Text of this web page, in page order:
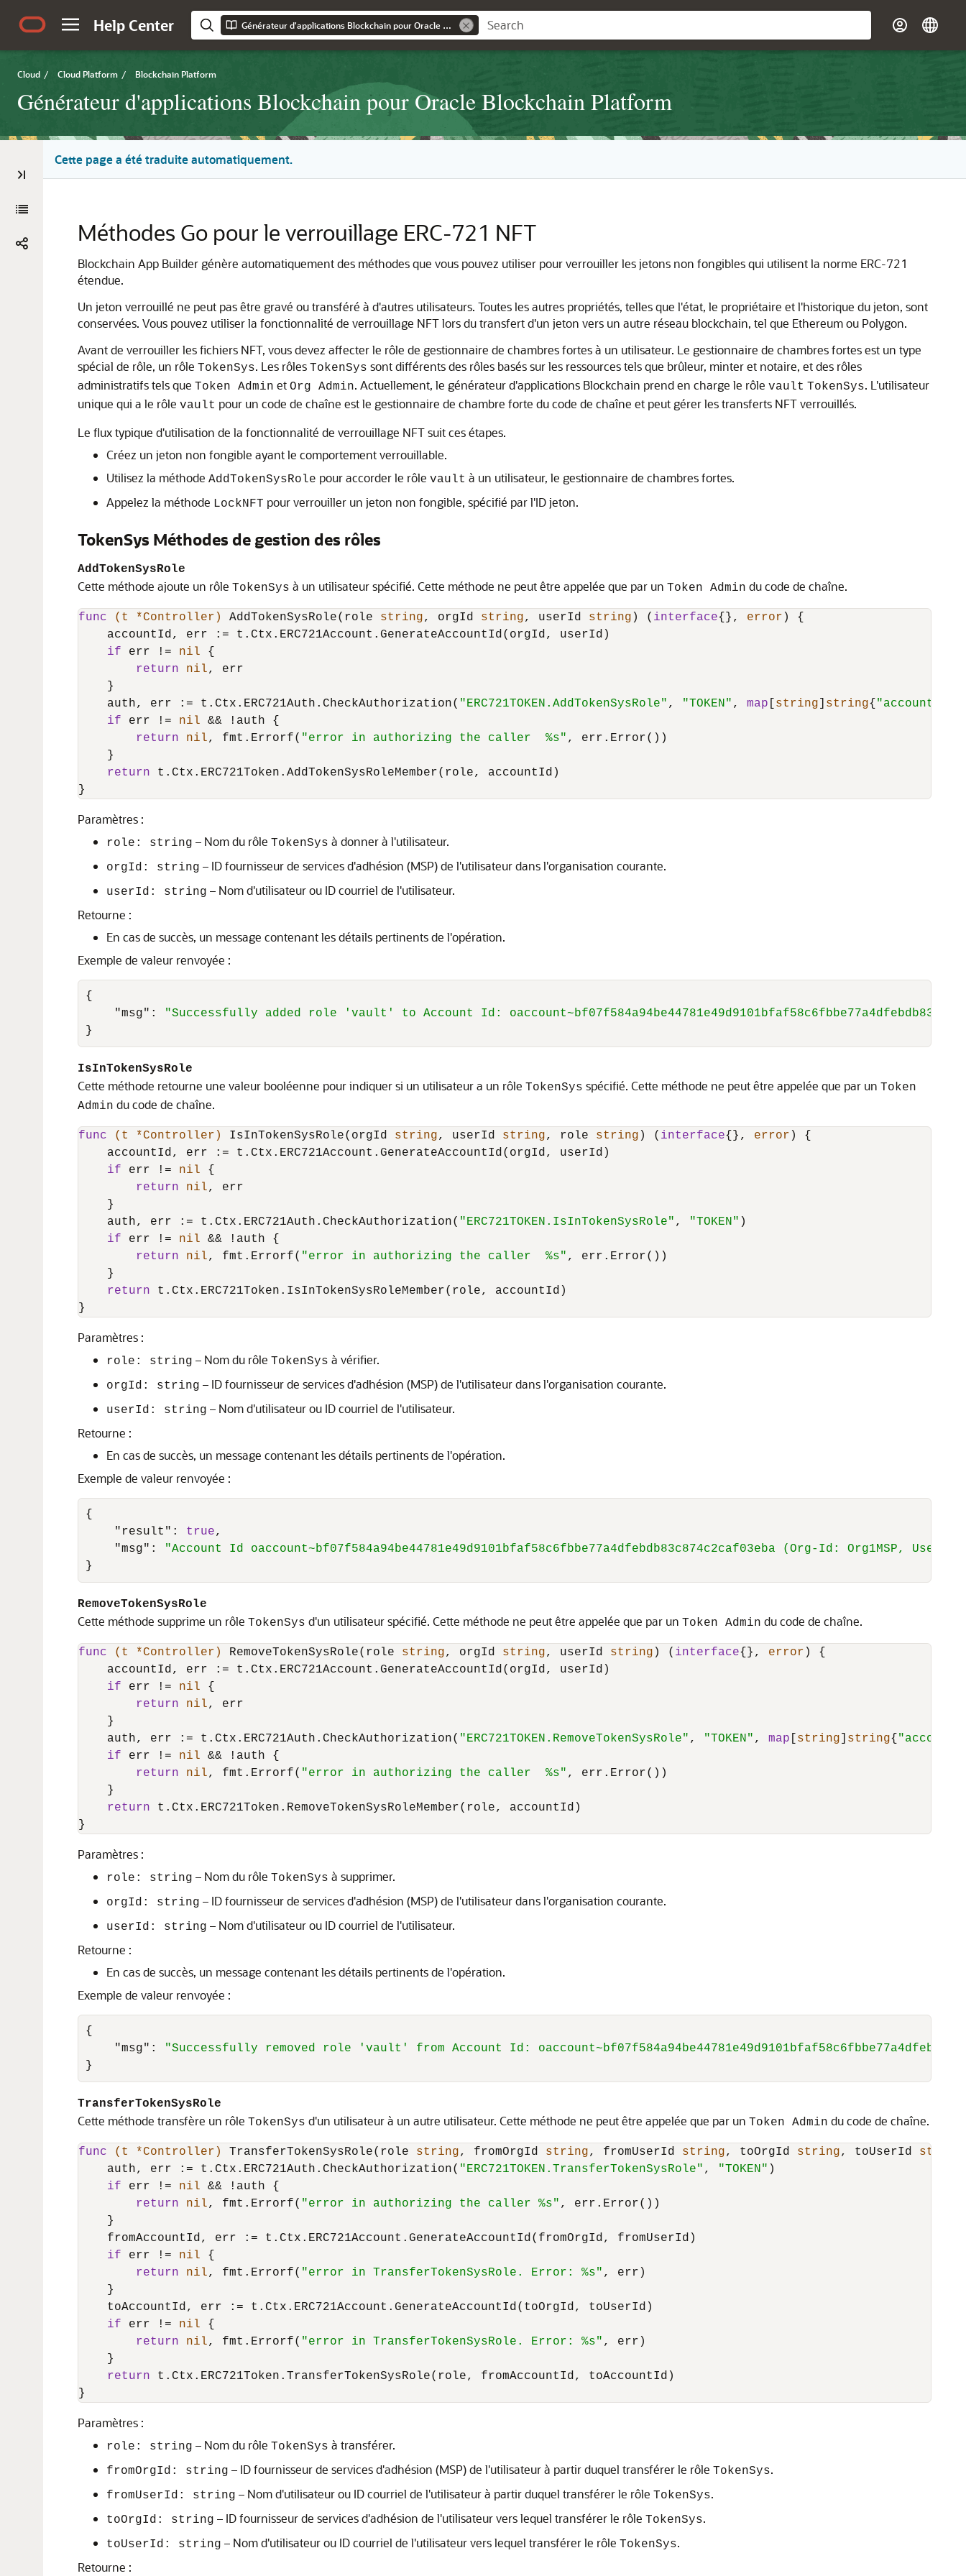
Help Center Générateur d'applications Blockchain pour Oracle Blockchain Platform
Cloud / Cloud Platform / Blockchain Platform
Générateur d'applications Blockchain pour Oracle Blockchain Platform
Cette page a été traduite automatiquement.
Méthodes Go pour le verrouillage ERC-721 NFT
Blockchain App Builder génère automatiquement des méthodes que vous pouvez utiliser pour verrouiller les jetons non fongibles qui utilisent la norme ERC-721
étendue.
Un jeton verrouillé ne peut pas être gravé ou transféré à d'autres utilisateurs. Toutes les autres propriétés, telles que l'état, le propriétaire et l'historique du jeton, sont
conservées. Vous pouvez utiliser la fonctionnalité de verrouillage NFT lors du transfert d'un jeton vers un autre réseau blockchain, tel que Ethereum ou Polygon.
Avant de verrouiller les fichiers NFT, vous devez affecter le rôle de gestionnaire de chambres fortes à un utilisateur. Le gestionnaire de chambres fortes est un type
spécial de rôle, un rôle TokenSys. Les rôles TokenSys sont différents des rôles basés sur les ressources tels que brûleur, minter et notaire, et des rôles
administratifs tels que Token Admin et Org Admin. Actuellement, le générateur d'applications Blockchain prend en charge le rôle vault TokenSys. L'utilisateur
unique qui a le rôle vault pour un code de chaîne est le gestionnaire de chambre forte du code de chaîne et peut gérer les transferts NFT verrouillés.
Le flux typique d'utilisation de la fonctionnalité de verrouillage NFT suit ces étapes.
Créez un jeton non fongible ayant le comportement verrouillable.
Utilisez la méthode AddTokenSysRole pour accorder le rôle vault à un utilisateur, le gestionnaire de chambres fortes.
Appelez la méthode LockNFT pour verrouiller un jeton non fongible, spécifié par l'ID jeton.
TokenSys Méthodes de gestion des rôles
AddTokenSysRole
Cette méthode ajoute un rôle TokenSys à un utilisateur spécifié. Cette méthode ne peut être appelée que par un Token Admin du code de chaîne.
func (t *Controller) AddTokenSysRole(role string, orgId string, userId string ) ( interface{}, error ) {
    accountId, err := t.Ctx.ERC721Account.GenerateAccountId(orgId, userId)
if err != nil {
return
nil, err
    }
    auth, err := t.Ctx.ERC721Auth.CheckAuthorization(
"ERC721TOKEN.AddTokenSysRole" , "TOKEN" , map string string{ "accountId"
if err != nil && !auth {
return
nil, fmt.Errorf( "error in authorizing the caller  %s" , err.Error())
    }
return t.Ctx.ERC721Token.AddTokenSysRoleMember(role, accountId)
}
Paramètres :
role: string – Nom du rôle TokenSys à donner à l'utilisateur.
orgId: string – ID fournisseur de services d'adhésion (MSP) de l'utilisateur dans l'organisation courante.
userId: string – Nom d'utilisateur ou ID courriel de l'utilisateur.
Retourne :
En cas de succès, un message contenant les détails pertinents de l'opération.
Exemple de valeur renvoyée :
{
"msg" :
"Successfully added role 'vault' to Account Id:
}
IsInTokenSysRole
Cette méthode retourne une valeur booléenne pour indiquer si un utilisateur a un rôle TokenSys spécifié. Cette méthode ne peut être appelée que par un Token
Admin du code de chaîne.
func (t *Controller) IsInTokenSysRole(orgId string, userId string, role string ) ( interface{}, error ) {
    accountId, err := t.Ctx.ERC721Account.GenerateAccountId(orgId, userId)
if err != nil {
return
nil, err
    }
    auth, err := t.Ctx.ERC721Auth.CheckAuthorization(
"ERC721TOKEN.IsInTokenSysRole" , "TOKEN" )
if err != nil && !auth {
return
nil, fmt.Errorf( "error in authorizing the caller  %s" , err.Error())
    }
return t.Ctx.ERC721Token.IsInTokenSysRoleMember(role, accountId)
}
Paramètres :
role: string – Nom du rôle TokenSys à vérifier.
orgId: string – ID fournisseur de services d'adhésion (MSP) de l'utilisateur dans l'organisation courante.
userId: string – Nom d'utilisateur ou ID courriel de l'utilisateur.
Retourne :
En cas de succès, un message contenant les détails pertinents de l'opération.
Exemple de valeur renvoyée :
{
"result" : true,
"msg" :
"Account Id oaccount~bf07f584a94be44781e49d9101bfaf58c6fbbe77a4dfebdb83c874c2caf03eba (Org-Id: Org1MSP,
}
RemoveTokenSysRole
Cette méthode supprime un rôle TokenSys d'un utilisateur spécifié. Cette méthode ne peut être appelée que par un Token Admin du code de chaîne.
func (t *Controller) RemoveTokenSysRole(role string, orgId string, userId string ) ( interface{}, error ) {
    accountId, err := t.Ctx.ERC721Account.GenerateAccountId(orgId, userId)
if err != nil {
return
nil, err
    }
    auth, err := t.Ctx.ERC721Auth.CheckAuthorization(
"ERC721TOKEN.RemoveTokenSysRole" , "TOKEN" , map string string{
if err != nil && !auth {
return
nil, fmt.Errorf( "error in authorizing the caller  %s" , err.Error())
    }
return t.Ctx.ERC721Token.RemoveTokenSysRoleMember(role, accountId)
}
Paramètres :
role: string – Nom du rôle TokenSys à supprimer.
orgId: string – ID fournisseur de services d'adhésion (MSP) de l'utilisateur dans l'organisation courante.
userId: string – Nom d'utilisateur ou ID courriel de l'utilisateur.
Retourne :
En cas de succès, un message contenant les détails pertinents de l'opération.
Exemple de valeur renvoyée :
{
"msg" :
"Successfully removed role 'vault' from Account Id:
}
TransferTokenSysRole
Cette méthode transfère un rôle TokenSys d'un utilisateur à un autre utilisateur. Cette méthode ne peut être appelée que par un Token Admin du code de chaîne.
func (t *Controller) TransferTokenSysRole(role string, fromOrgId string, fromUserId string, toOrgId string, toUserId string
    auth, err := t.Ctx.ERC721Auth.CheckAuthorization(
"ERC721TOKEN.TransferTokenSysRole" , "TOKEN" )
if err != nil && !auth {
return
nil, fmt.Errorf( "error in authorizing the caller %s" , err.Error())
    }
    fromAccountId, err := t.Ctx.ERC721Account.GenerateAccountId(fromOrgId, fromUserId)
if err != nil {
return
nil, fmt.Errorf( "error in TransferTokenSysRole. Error: %s" , err)
    }
    toAccountId, err := t.Ctx.ERC721Account.GenerateAccountId(toOrgId, toUserId)
if err != nil {
return
nil, fmt.Errorf( "error in TransferTokenSysRole. Error: %s" , err)
    }
return t.Ctx.ERC721Token.TransferTokenSysRole(role, fromAccountId, toAccountId)
}
Paramètres :
role: string – Nom du rôle TokenSys à transférer.
fromOrgId: string – ID fournisseur de services d'adhésion (MSP) de l'utilisateur à partir duquel transférer le rôle TokenSys.
fromUserId: string – Nom d'utilisateur ou ID courriel de l'utilisateur à partir duquel transférer le rôle TokenSys.
toOrgId: string – ID fournisseur de services d'adhésion de l'utilisateur vers lequel transférer le rôle TokenSys.
toUserId: string – Nom d'utilisateur ou ID courriel de l'utilisateur vers lequel transférer le rôle TokenSys.
Retourne :